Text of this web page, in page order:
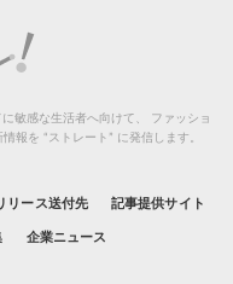
敏感な生活者へ向けて、
ファッショ
報を “ストレート” に発信します。
リース送付先 記事提供サイト
企業ニュース